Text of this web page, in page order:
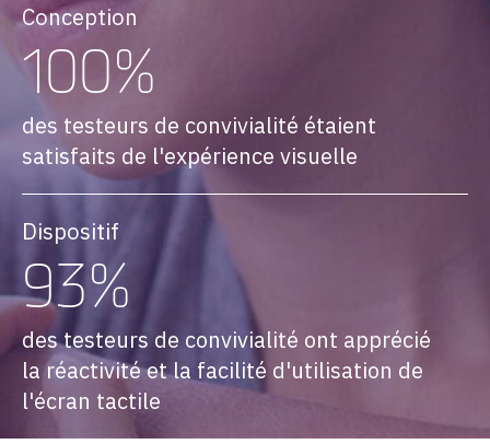
Conception
100%
des testeurs de convivialité étaient
satisfaits de l'expérience visuelle
Dispositif
93%
des testeurs de convivialité ont apprécié
la réactivité et la facilité d'utilisation de
l'écran tactile